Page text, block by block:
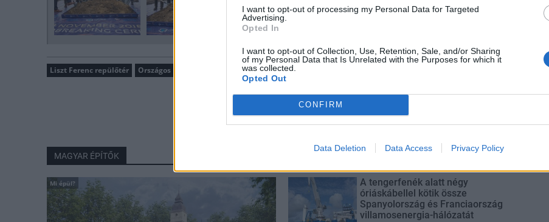
I want to opt-out of processing my Personal Data for Targeted
Advertising.
Opted In
I want to opt-out of Collection, Use, Retention, Sale, and/or Sharing
of my Personal Data that Is Unrelated with the Purposes for which it
was collected.
Opted Out
CONFIRM
Data Deletion Data Access Privacy Policy
Liszt Ferenc repülőtér Országos KÉSZ Zrt.
MAGYAR ÉPÍTŐK
Mi épül?
A tengerfenék alatt négy
óriáskábellel kötik össze
Spanyolország és Franciaország
villamosenergia-hálózatát